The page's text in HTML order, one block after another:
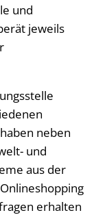
und
jeweils
neben
und
aus der
erhalten